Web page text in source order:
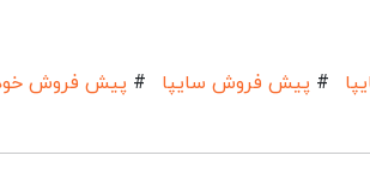
# پیش فروش سایپا # پیش فروش